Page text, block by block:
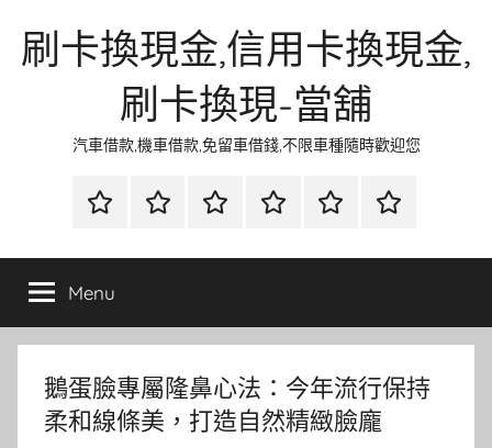
刷卡換現金,信用卡換現金,
刷卡換現-當舖
汽車借款,機車借款,免留車借錢,不限車種隨時歡迎您
首
當
金
網
資
流
時
環
清
聯
徵
Menu
鵝蛋臉專屬隆鼻心法：今年流行保持
柔和線條美，打造自然精緻臉龐